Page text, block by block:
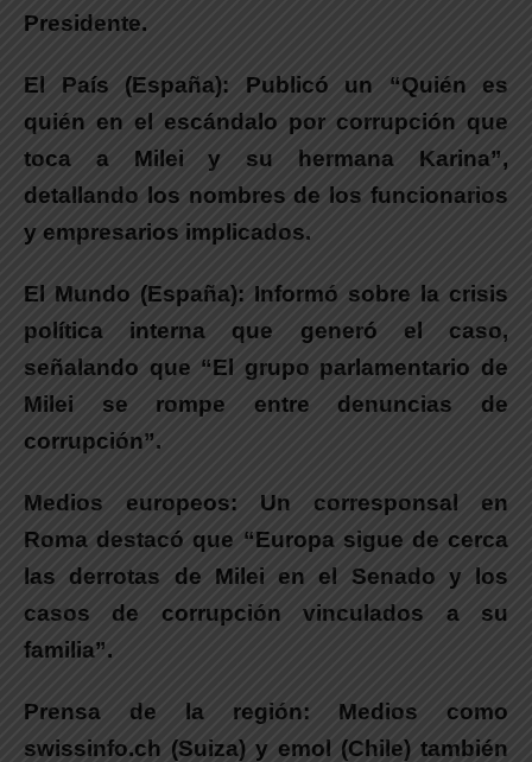
Presidente.
El País (España): Publicó un “Quién es
quién en el escándalo por corrupción que
toca a Milei y su hermana Karina”,
detallando los nombres de los funcionarios
y empresarios implicados.
El Mundo (España): Informó sobre la crisis
política interna que generó el caso,
señalando que “El grupo parlamentario de
Milei se rompe entre denuncias de
corrupción”.
Medios europeos: Un corresponsal en
Roma destacó que “Europa sigue de cerca
las derrotas de Milei en el Senado y los
casos de corrupción vinculados a su
familia”.
Prensa de la región: Medios como
swissinfo.ch (Suiza) y emol (Chile) también